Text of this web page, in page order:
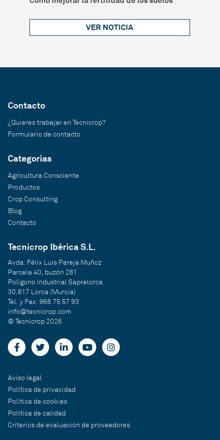
VER NOTICIA
Contacto
¿Quieres trabajar en Tecnicrop?
Formulario de contacto
Categorías
Agricultura Consciente
Productos
Crop Consulting
Blog
Contacto
Tecnicrop Ibérica S.L.
Avda. Félix Luis Pareja Muñoz
Parcela 40, buzón 281
Polígono Industrial Saprelorca
30.817 Lorca (Murcia)
Tel. y Fax: 968 75 57 93
info@tecnicrop.com
© Tecnicrop 2026
Aviso legal
Política de privacidad
Política de cookies
Política de calidad
Criterios de evaluación de proveedores